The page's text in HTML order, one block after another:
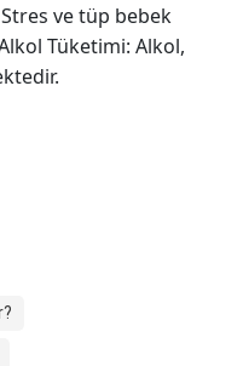
ve tüp bebek
Tüketimi: Alkol,